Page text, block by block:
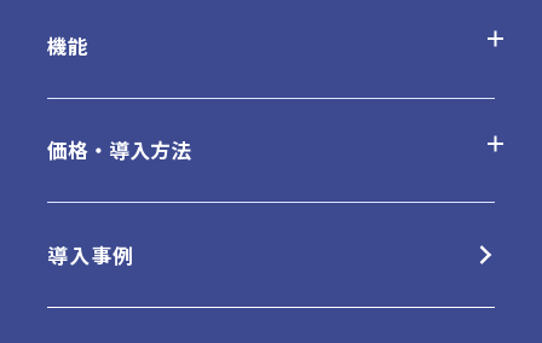
desknetʼs NEOの特長
クラウド版の特長
機能
基本機能一覧
連携ツール
価格・導入方法
クラウド版
導入事例